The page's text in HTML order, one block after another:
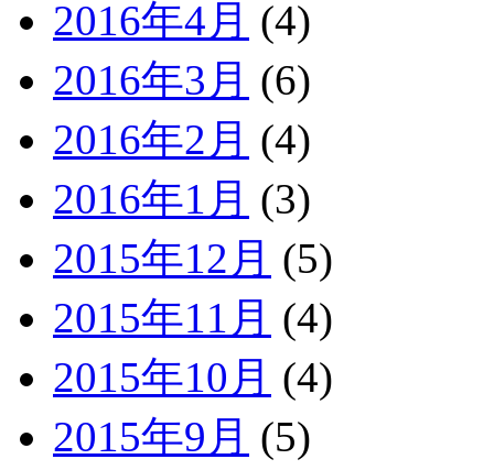
2016年4月 (4)
2016年3月 (6)
2016年2月 (4)
2016年1月 (3)
2015年12月 (5)
2015年11月 (4)
2015年10月 (4)
2015年9月 (5)